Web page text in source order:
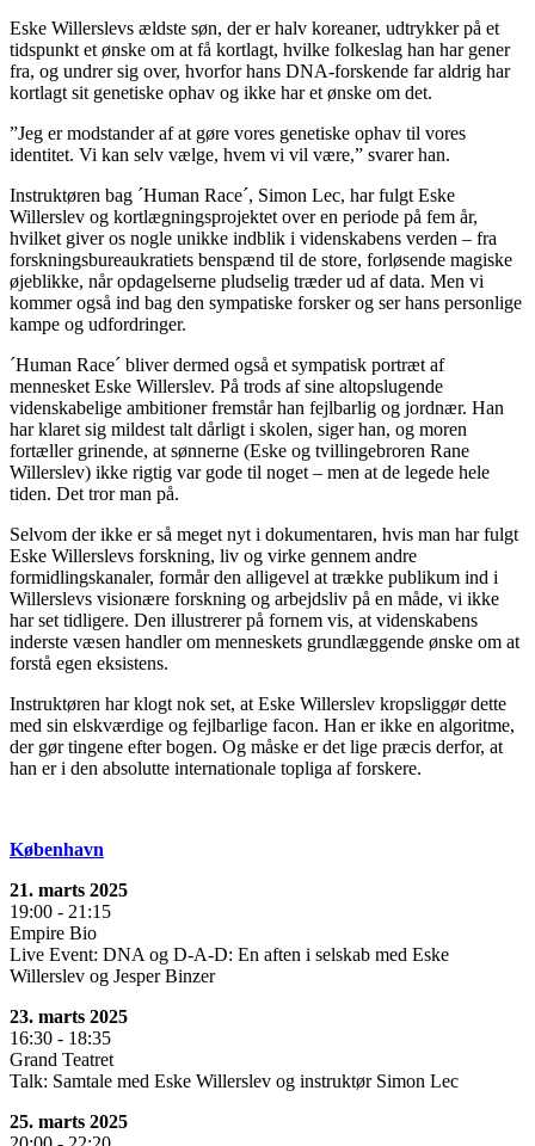
Eske Willerslevs ældste søn, der er halv koreaner, udtrykker på et
tidspunkt et ønske om at få kortlagt, hvilke folkeslag han har gener
fra, og undrer sig over, hvorfor hans DNA-forskende far aldrig har
kortlagt sit genetiske ophav og ikke har et ønske om det.
”Jeg er modstander af at gøre vores genetiske ophav til vores
identitet. Vi kan selv vælge, hvem vi vil være,” svarer han.
Instruktøren bag ´Human Race´, Simon Lec, har fulgt Eske
Willerslev og kortlægningsprojektet over en periode på fem år,
hvilket giver os nogle unikke indblik i videnskabens verden – fra
forskningsbureaukratiets benspænd til de store, forløsende magiske
øjeblikke, når opdagelserne pludselig træder ud af data. Men vi
kommer også ind bag den sympatiske forsker og ser hans personlige
kampe og udfordringer.
´Human Race´ bliver dermed også et sympatisk portræt af
mennesket Eske Willerslev. På trods af sine altopslugende
videnskabelige ambitioner fremstår han fejlbarlig og jordnær. Han
har klaret sig mildest talt dårligt i skolen, siger han, og moren
fortæller grinende, at sønnerne (Eske og tvillingebroren Rane
Willerslev) ikke rigtig var gode til noget – men at de legede hele
tiden. Det tror man på.
Selvom der ikke er så meget nyt i dokumentaren, hvis man har fulgt
Eske Willerslevs forskning, liv og virke gennem andre
formidlingskanaler, formår den alligevel at trække publikum ind i
Willerslevs visionære forskning og arbejdsliv på en måde, vi ikke
har set tidligere. Den illustrerer på fornem vis, at videnskabens
inderste væsen handler om menneskets grundlæggende ønske om at
forstå egen eksistens.
Instruktøren har klogt nok set, at Eske Willerslev kropsliggør dette
med sin elskværdige og fejlbarlige facon. Han er ikke en algoritme,
der gør tingene efter bogen. Og måske er det lige præcis derfor, at
han er i den absolutte internationale topliga af forskere.
København
21. marts 2025
19:00 - 21:15
Empire Bio
Live Event: DNA og D-A-D: En aften i selskab med Eske
Willerslev og Jesper Binzer
23. marts 2025
16:30 - 18:35
Grand Teatret
Talk: Samtale med Eske Willerslev og instruktør Simon Lec
25. marts 2025